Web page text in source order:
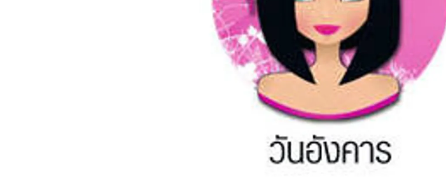
บริษัท อิมเมจ ฟิวเจอร์ (ประเทศไทย) จำกัด